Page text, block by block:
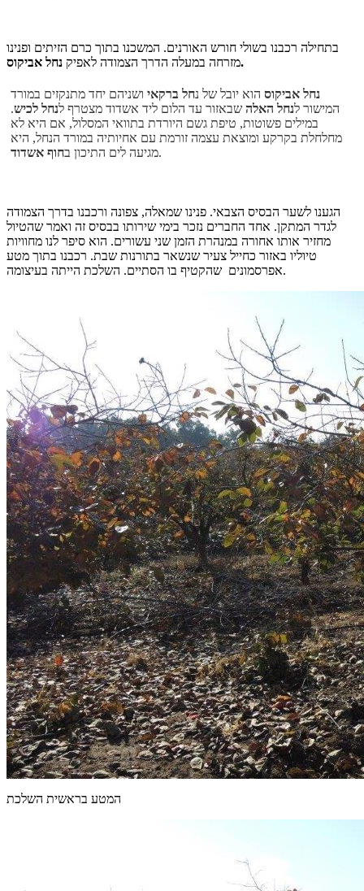
בתחילה רכבנו בשולי חורש האורנים. המשכנו בתוך כרם הזיתים ופנינו
מזרחה במעלה הדרך הצמודה לאפיקנחל אביקוס.
נחל אביקוס הוא יובל של נחל ברקאי ושניהם יחד מתנקזים במורד
המישור לנחל האלה שבאזור עד הלום ליד אשדוד מצטרף לנחל לכיש.
במילים פשוטות, טיפת גשם היורדת בתוואי המסלול, אם היא לא
מחלחלת בקרקע ומוצאת עצמה זורמת עם אחיותיה במורד הנחל, היא
מגיעה לים התיכון בחוף אשדוד .
הגענו לשער הבסיס הצבאי. פנינו שמאלה, צפונה ורכבנו בדרך הצמודה
לגדר המתקן. אחד החברים נזכר בימי שירותו בבסיס זה ואמר שהטיול
מחזיר אותו אחורה במנהרת הזמן שני עשורים. הוא סיפר לנו מחוויות
טיוליו באזור כחייל צעיר שנשאר בתורנות שבת. רכבנו בתוך מטע
אפרסמונים שהקטיף בו הסתיים. השלכת הייתה בעיצומה.
המטע בראשית השלכת